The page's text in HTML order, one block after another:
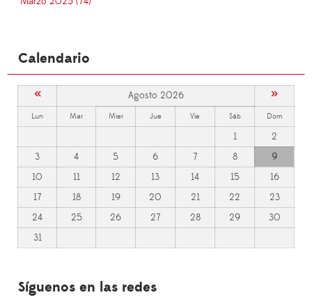
Calendario
« Agosto 2026 »
Lun Mar Mier Jue Vie Sáb Dom
1
2
3
4 5 6 7 8
9
10
11 12 13 14 15
16
17
18 19 20 21 22
23
24
25 26 27 28 29
30
31
Síguenos en las redes